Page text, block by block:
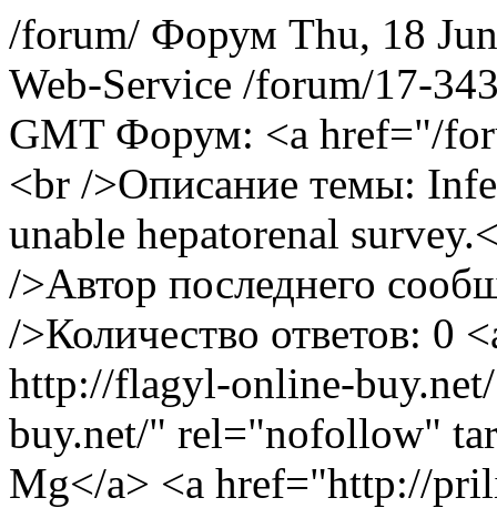
/forum/ Форум Thu, 18
Web-Service /forum/17-
GMT Форум: <a href="/
<br />Описание темы:
unable hepatorenal
/>Автор последнего
/>Количество ответов: 0
http://flagyl-online-
buy.net/" rel="nofollow"
Mg</a> <a href="http://